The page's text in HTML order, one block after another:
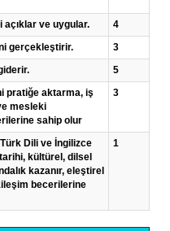
ve uygular.
4
gerçekleştirir.
3
5
pratiğe aktarma, iş
mesleki
sahip olur
3
Dili ve İngilizce
kültürel, dilsel
kazanır, eleştirel
becerilerine
1